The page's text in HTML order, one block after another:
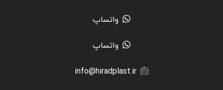
واتساپ
واتساپ
info@hiradplast.ir